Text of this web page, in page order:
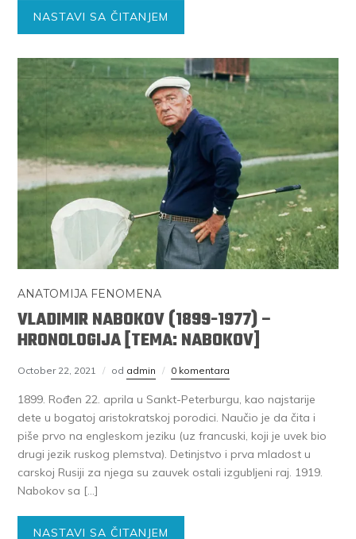
NASTAVI SA ČITANJEM
ANATOMIJA FENOMENA
VLADIMIR NABOKOV (1899-1977) –
HRONOLOGIJA [TEMA: NABOKOV]
October 22, 2021 od admin 0 komentara
1899. Rođen 22. aprila u Sankt-Peterburgu, kao najstarije
dete u bogatoj aristokratskoj porodici. Naučio je da čita i
piše prvo na engleskom jeziku (uz francuski, koji je uvek bio
drugi jezik ruskog plemstva). Detinjstvo i prva mladost u
carskoj Rusiji za njega su zauvek ostali izgubljeni raj. 1919.
Nabokov sa […]
NASTAVI SA ČITANJEM